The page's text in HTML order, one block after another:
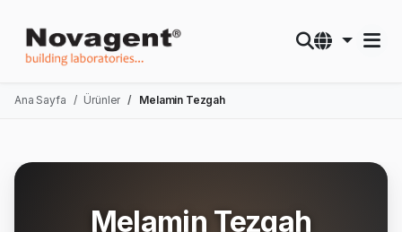
Ana Sayfa Ürünler Melamin Tezgah
Melamin Tezgah